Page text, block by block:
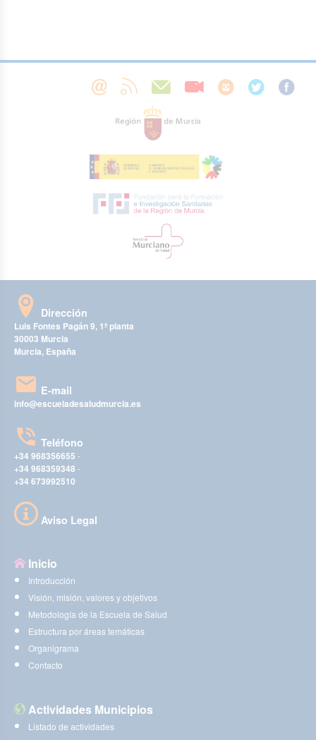
Dirección
Luis Fontes Pagán 9, 1ª planta
30003 Murcia
Murcia, España
E-mail
info@escueladesaludmurcia.es
Teléfono
+34 968356655 -
+34 968359348 -
+34 673992510
Aviso Legal
Inicio
Introducción
Visión, misión, valores y objetivos
Metodología de la Escuela de Salud
Estructura por áreas temáticas
Organigrama
Contacto
Actividades Municipios
Listado de actividades